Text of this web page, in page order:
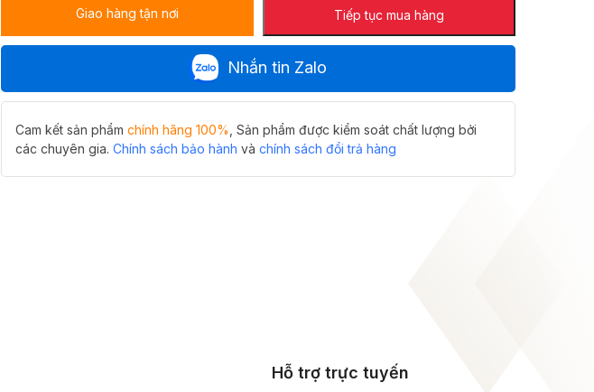
Hiwin
lượng
Tiếp tục mua hàng
Giao hàng tận nơi
Nhắn tin Zalo
Cam kết sản phẩm chính hãng 100% , Sản phẩm được kiểm soát chất lượng bởi
các chuyên gia. Chính sách bảo hành và chính sách đổi trả hàng
Hỗ trợ trực tuyến